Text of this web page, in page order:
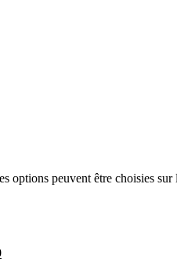
options peuvent être choisies